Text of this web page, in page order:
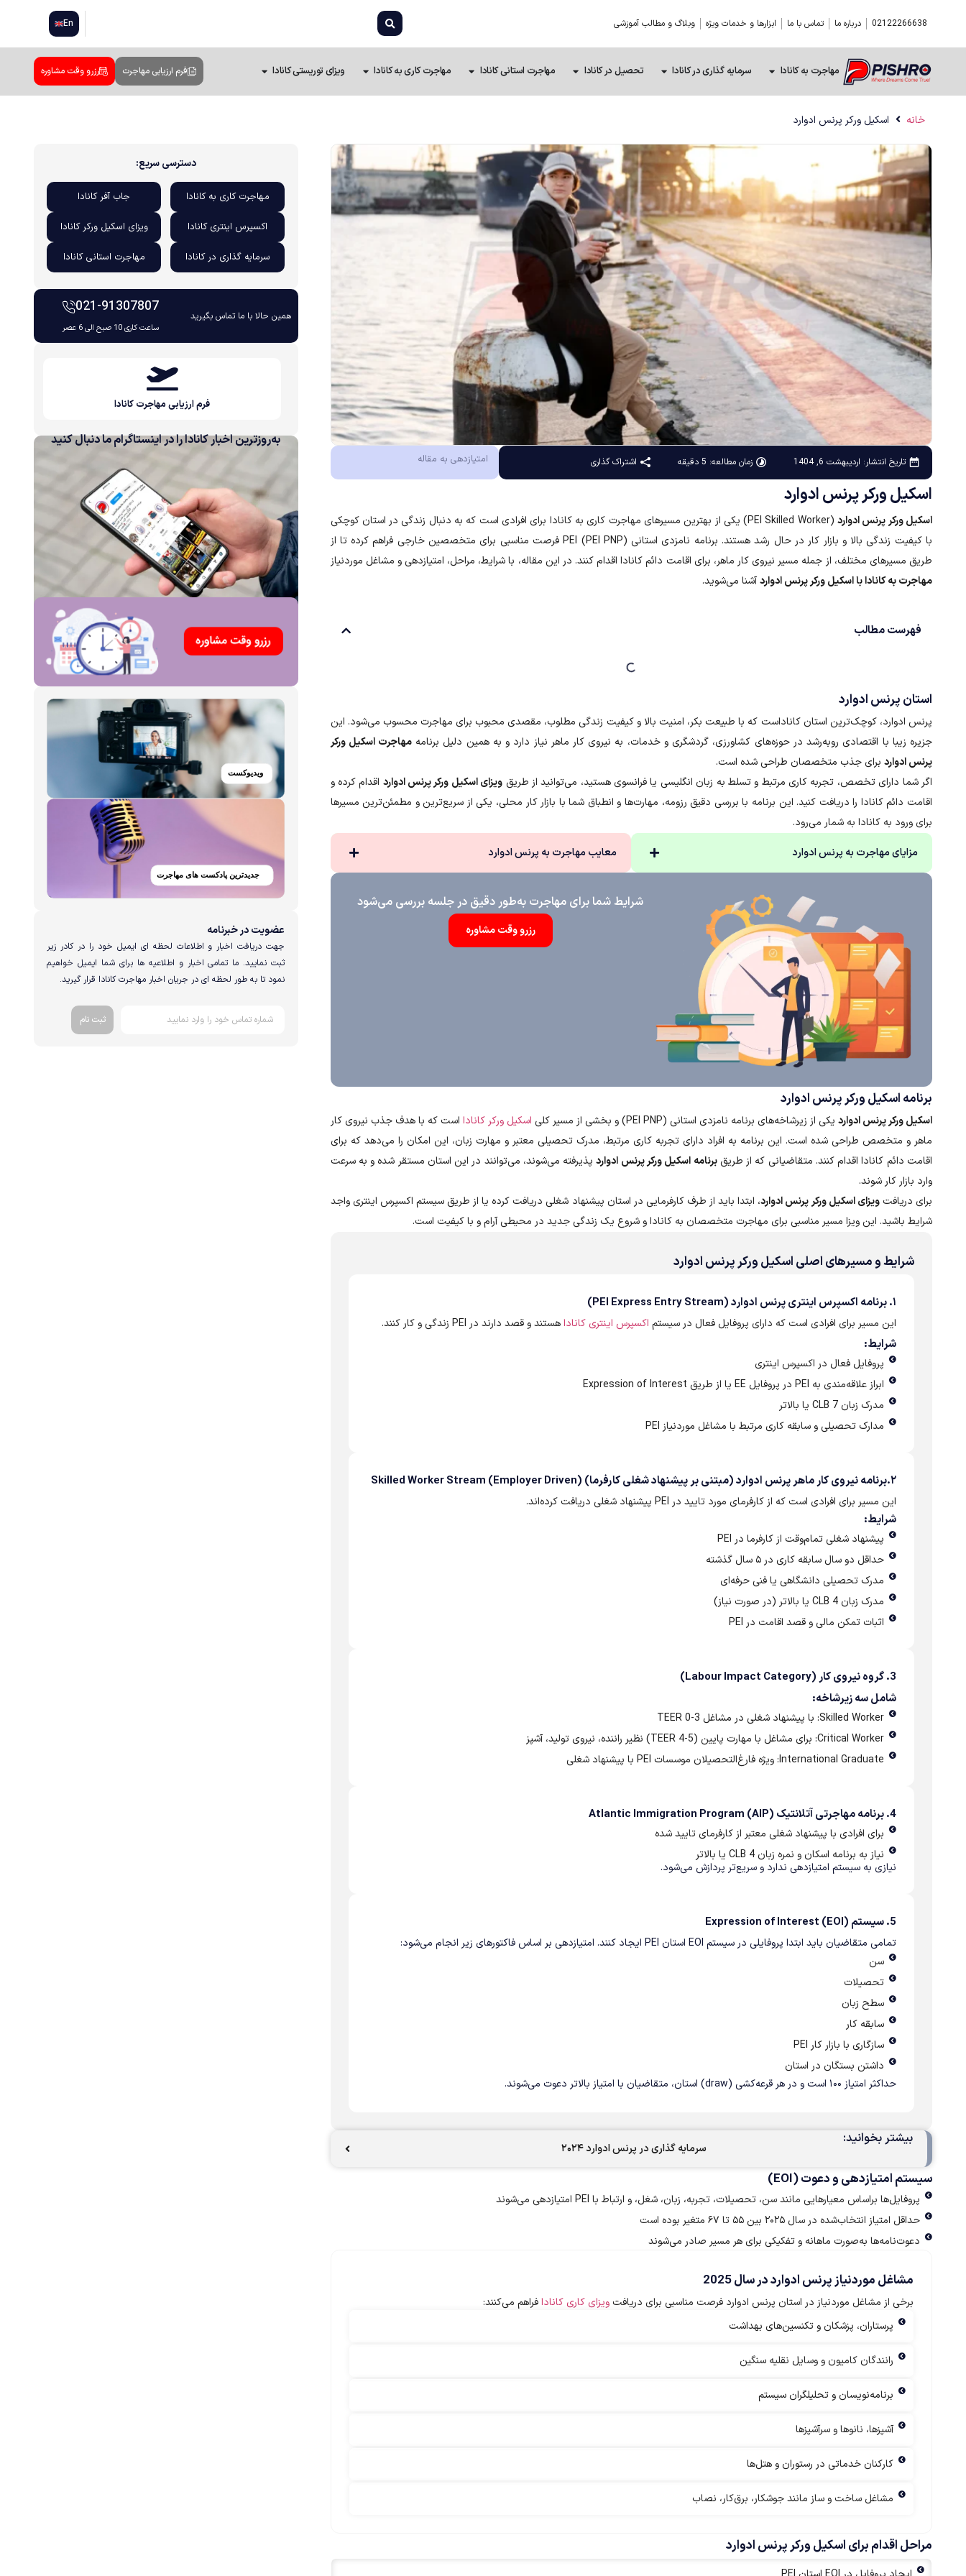
02122266638 درباره ما تماس با ما ابزارها و خدمات ویژه وبلاگ و مطالب آموزشی En
مهاجرت به کانادا سرمایه گذاری در کانادا تحصیل در کانادا مهاجرت استانی کانادا مهاجرت کاری به کانادا ویزای توریستی کانادا فرم ارزیابی مهاجرت رزرو وقت مشاوره
خانه اسکیل ورکر پرنس ادوارد
تاریخ انتشار: اردیبهشت 6, 1404 زمان مطالعه: 5 دقیقه اشتراک گذاری امتیازدهی به مقاله
اسکیل ورکر پرنس ادوارد
اسکیل ورکر پرنس ادوارد
(PEI Skilled Worker) یکی از بهترین مسیرهای مهاجرت کاری به کانادا برای افرادی است که به دنبال زندگی در استان کوچکی
با کیفیت زندگی بالا و بازار کار در حال رشد هستند. برنامه نامزدی استانی PEI (PEI PNP) فرصت مناسبی برای متخصصین خارجی فراهم کرده تا از
طریق مسیرهای مختلف، از جمله مسیر نیروی کار ماهر، برای اقامت دائم کانادا اقدام کنند. در این مقاله، با شرایط، مراحل، امتیازدهی و مشاغل موردنیاز
مهاجرت به کانادا با اسکیل ورکر پرنس ادواردآشنا می‌شوید.
فهرست مطالب
استان پرنس ادوارد
پرنس ادوارد، کوچک‌ترین استان کاناداست که با طبیعت بکر، امنیت بالا و کیفیت زندگی مطلوب، مقصدی محبوب برای مهاجرت محسوب می‌شود. این
جزیره زیبا با اقتصادی رو‌به‌رشد در حوزه‌های کشاورزی، گردشگری و خدمات، به نیروی کار ماهر نیاز دارد و به همین دلیل برنامهمهاجرت اسکیل ورکر
پرنس ادوارد برای جذب متخصصان طراحی شده است.
اگر شما دارای تخصص، تجربه کاری مرتبط و تسلط به زبان انگلیسی یا فرانسوی هستید، می‌توانید از طریق ویزای اسکیل ورکر پرنس ادوارد اقدام کرده و
اقامت دائم کانادا را دریافت کنید. این برنامه با بررسی دقیق رزومه، مهارت‌ها و انطباق شما با بازار کار محلی، یکی از سریع‌ترین و مطمئن‌ترین مسیرها
برای ورود به کانادا به شمار می‌رود.
مزایای مهاجرت به پرنس ادوارد
معایب مهاجرت به پرنس ادوارد
شرایط شما برای مهاجرت به‌طور دقیق در جلسه بررسی می‌شود
رزرو وقت مشاوره
برنامه اسکیل ورکر پرنس ادوارد
اسکیل ورکر پرنس ادوارد یکی از زیرشاخه‌های برنامه نامزدی استانی (PEI PNP) و بخشی از مسیر کلی اسکیل ورکر کانادا است که با هدف جذب نیروی کار
ماهر و متخصص طراحی شده است. این برنامه به افراد دارای تجربه کاری مرتبط، مدرک تحصیلی معتبر و مهارت زبان، این امکان را می‌دهد که برای
اقامت دائم کانادا اقدام کنند. متقاضیانی که از طریقبرنامه اسکیل ورکر پرنس ادواردپذیرفته می‌شوند، می‌توانند در این استان مستقر شده و به سرعت
وارد بازار کار شوند.
برای دریافتویزای اسکیل ورکر پرنس ادوارد، ابتدا باید از طرف کارفرمایی در استان پیشنهاد شغلی دریافت کرده یا از طریق سیستم اکسپرس اینتری واجد
شرایط باشید. این ویزا مسیر مناسبی برای مهاجرت متخصصان به کانادا و شروع یک زندگی جدید در محیطی آرام و با کیفیت است.
شرایط و مسیرهای اصلی اسکیل ورکر پرنس ادوارد
۱. برنامه اکسپرس اینتری پرنس ادوارد (PEI Express Entry Stream)
این مسیر برای افرادی است که دارای پروفایل فعال در سیستم اکسپرس اینتری کاناداهستند و قصد دارند در PEI زندگی و کار کنند.
شرایط:
پروفایل فعال در اکسپرس اینتری
ابراز علاقه‌مندی به PEI در پروفایل EE یا از طریق Expression of Interest
مدرک زبان CLB 7 یا بالاتر
مدارک تحصیلی و سابقه کاری مرتبط با مشاغل موردنیاز PEI
۲.برنامه نیروی کار ماهر پرنس ادوارد (مبتنی بر پیشنهاد شغلی کارفرما) Skilled Worker Stream (Employer Driven)
این مسیر برای افرادی است که از کارفرمای مورد تایید در PEI پیشنهاد شغلی دریافت کرده‌اند.
شرایط:
پیشنهاد شغلی تمام‌وقت از کارفرما در PEI
حداقل دو سال سابقه کاری در ۵ سال گذشته
مدرک تحصیلی دانشگاهی یا فنی حرفه‌ای
مدرک زبان CLB 4 یا بالاتر (در صورت نیاز)
اثبات تمکن مالی و قصد اقامت در PEI
3. گروه نیروی کار (Labour Impact Category)
شامل سه زیرشاخه:
Skilled Worker: با پیشنهاد شغلی در مشاغل TEER 0-3
Critical Worker: برای مشاغل با مهارت پایین (TEER 4-5) نظیر راننده، نیروی تولید، آشپز
International Graduate: ویژه فارغ‌التحصیلان موسسات PEI با پیشنهاد شغلی
4. برنامه مهاجرتی آتلانتیک Atlantic Immigration Program (AIP)
برای افرادی با پیشنهاد شغلی معتبر از کارفرمای تایید شده
نیاز به برنامه اسکان و نمره زبان CLB 4 یا بالاتر
نیازی به سیستم امتیازدهی ندارد و سریع‌تر پردازش می‌شود.
5. سیستم Expression of Interest (EOI)
تمامی متقاضیان باید ابتدا پروفایلی در سیستم EOI استان PEI ایجاد کنند. امتیازدهی بر اساس فاکتورهای زیر انجام می‌شود:
سن
تحصیلات
سطح زبان
سابقه کار
سازگاری با بازار کار PEI
داشتن بستگان در استان
حداکثر امتیاز ۱۰۰ است و در هر قرعه‌کشی (draw) استان، متقاضیان با امتیاز بالاتر دعوت می‌شوند.
بیشتر بخوانید:
سرمایه گذاری در پرنس ادوارد ۲۰۲۴
سیستم امتیازدهی و دعوت (EOI)
پروفایل‌ها براساس معیارهایی مانند سن، تحصیلات، تجربه، زبان، شغل، و ارتباط با PEI امتیازدهی می‌شوند
حداقل امتیاز انتخاب‌شده در سال ۲۰۲۵ بین ۵۵ تا ۶۷ متغیر بوده است
دعوت‌نامه‌ها به‌صورت ماهانه و تفکیکی برای هر مسیر صادر می‌شوند
مشاغل موردنیاز پرنس ادوارد در سال 2025
برخی از مشاغل موردنیاز در استان پرنس ادوارد فرصت مناسبی برای دریافت ویزای کاری کانادافراهم می‌کنند:
پرستاران، پزشکان و تکنسین‌های بهداشت
رانندگان کامیون و وسایل نقلیه سنگین
برنامه‌نویسان و تحلیلگران سیستم
آشپزها، نانوها و سرآشپزها
کارکنان خدماتی در رستوران و هتل‌ها
مشاغل ساخت و ساز مانند جوشکار، برق‌کار، نصاب
مراحل اقدام برای اسکیل ورکر پرنس ادوارد
دسترسی سریع:
مهاجرت کاری به کانادا جاب آفر کانادا
اکسپرس اینتری کانادا ویزای اسکیل ورکر کانادا
سرمایه گذاری در کانادا مهاجرت استانی کانادا
همین حالا با ما تماس بگیرید 021-91307807
ساعت کاری 10 صبح الی 6 عصر
فرم ارزیابی مهاجرت کانادا
به‌روزترین اخبار کانادا را در اینستاگرام ما دنبال کنید
عضویت در خبرنامه
جهت دریافت اخبار و اطلاعات لحظه ای ایمیل خود را در کادر زیر
ثبت نمایید. ما تمامی اخبار و اطلاعیه ها برای شما ایمیل خواهیم
نمود تا به طور لحظه ای در جریان اخبار مهاجرت کانادا قرار گیرید.
ثبت نام